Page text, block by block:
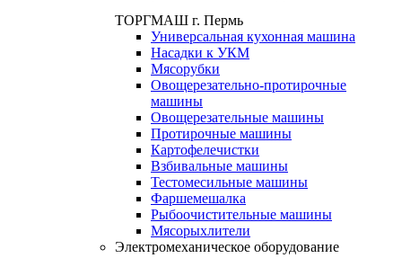
ТОРГМАШ г. Пермь
Универсальная кухонная машина
Насадки к УКМ
Мясорубки
Овощерезательно-протирочные
машины
Овощерезательные машины
Протирочные машины
Картофелечистки
Взбивальные машины
Тестомесильные машины
Фаршемешалка
Рыбоочистительные машины
Мясорыхлители
Электромеханическое оборудование